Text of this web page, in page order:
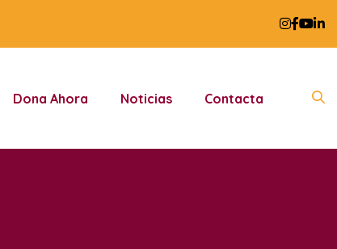
Dona Ahora Noticias Contacta